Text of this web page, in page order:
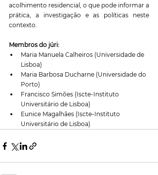
acolhimento residencial, o que pode informar a
prática, a investigação e as políticas neste
contexto.
Membros do júri:
Maria Manuela Calheiros (Universidade de
Lisboa)
Maria Barbosa Ducharne (Universidade do
Porto)
Francisco Simões (Iscte-Instituto
Universitário de Lisboa)
Eunice Magalhães (Iscte-Instituto
Universitário de Lisboa)